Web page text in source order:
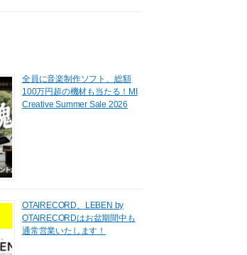
全員に音楽制作ソフト、総額
100万円超の機材も当たる！MI
Creative Summer Sale 2026
OTAIRECORD、LEBEN by
OTAIRECORDはお盆期間中も
通常営業いたします！